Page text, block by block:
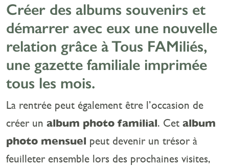
Créer des albums souvenirs et
démarrer avec eux une nouvelle
relation grâce à Tous FAMiliés,
une gazette familiale imprimée
tous les mois.
La rentrée peut également être l’occasion de
créer un album photo familial. Cet album
photo mensuel peut devenir un trésor à
feuilleter ensemble lors des prochaines visites,